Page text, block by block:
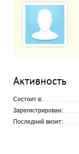
Активность
Состоит в:
Зарегистрирован:
Последний визит: